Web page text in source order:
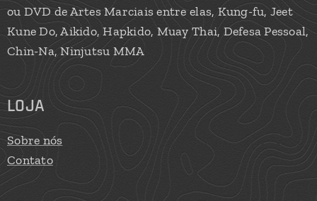
ou DVD de Artes Marciais entre elas, Kung-fu, Jeet
Kune Do, Aikido, Hapkido, Muay Thai, Defesa Pessoal,
Chin-Na, Ninjutsu MMA
LOJA
Sobre nós
Contato